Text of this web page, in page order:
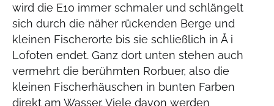
wird die E10 immer schmaler und schlängelt
sich durch die näher rückenden Berge und
kleinen Fischerorte bis sie schließlich in Å i
Lofoten endet. Ganz dort unten stehen auch
vermehrt die berühmten Rorbuer, also die
kleinen Fischerhäuschen in bunten Farben
direkt am Wasser. Viele davon werden